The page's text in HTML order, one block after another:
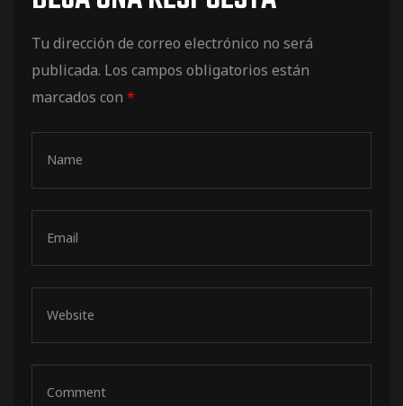
Tu dirección de correo electrónico no será
publicada. Los campos obligatorios están
marcados con *